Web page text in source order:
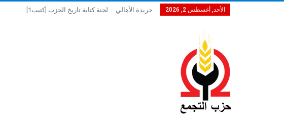
الأحد, أغسطس 2, 2026 جريدة الأهالي لجنة كتابة تاريخ الحزب [كتيب1]